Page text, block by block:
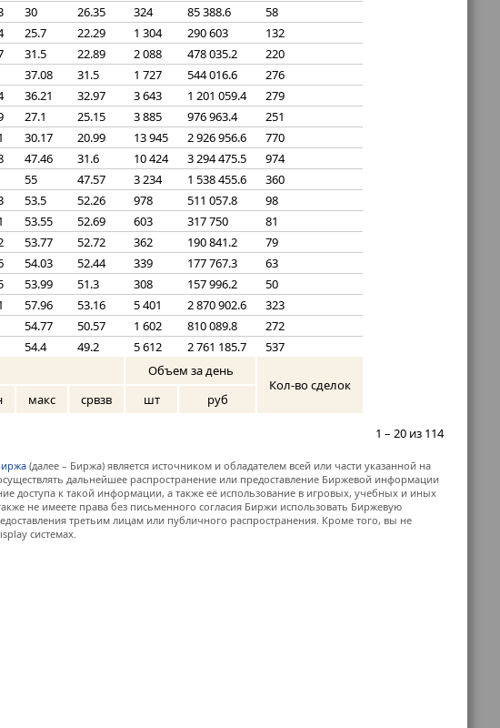
30 26.35 324 85 388.6
58
25.7 22.29 1 304 290 603
132
31.5 22.89 2 088 478 035.2
220
37.08 31.5 1 727 544 016.6
276
36.21 32.97 3 643 1 201 059.4
279
27.1 25.15 3 885 976 963.4
251
30.17 20.99 13 945 2 926 956.6
770
47.46 31.6 10 424 3 294 475.5
974
55 47.57 3 234 1 538 455.6
360
53.5 52.26 978 511 057.8
98
53.55 52.69 603 317 750
81
53.77 52.72 362 190 841.2
79
54.03 52.44 339 177 767.3
63
53.99 51.3 308 157 996.2
50
57.96 53.16 5 401 2 870 902.6
323
54.77 50.57 1 602 810 089.8
272
54.4 49.2 5 612 2 761 185.7 537
Объем за день
Кол-во сделок
макс срвзв шт руб
1 – 20 из 114
(далее – Биржа) является источником и обладателем всей или части указанной на
дальнейшее распространение или предоставление Биржевой информации
доступа к такой информации, а также её использование в игровых, учебных и иных
не имеете права без письменного согласия Биржи использовать Биржевую
третьим лицам или публичного распространения. Кроме того, вы не
системах.